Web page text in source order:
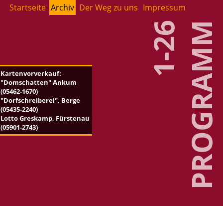
Start­sei­te Ar­chiv Der Weg zu uns Im­pres­sum
1-26 PRO­GRAMM
Kar­ten­vor­ver­kauf:
"Dom­schat­ten" Ankum
(05462-1670)
"Dorf­schrei­be­rei", Berge
(05435-2240)
Lotto Gres­kamp, Fürs­ten­au
(05901-2743)